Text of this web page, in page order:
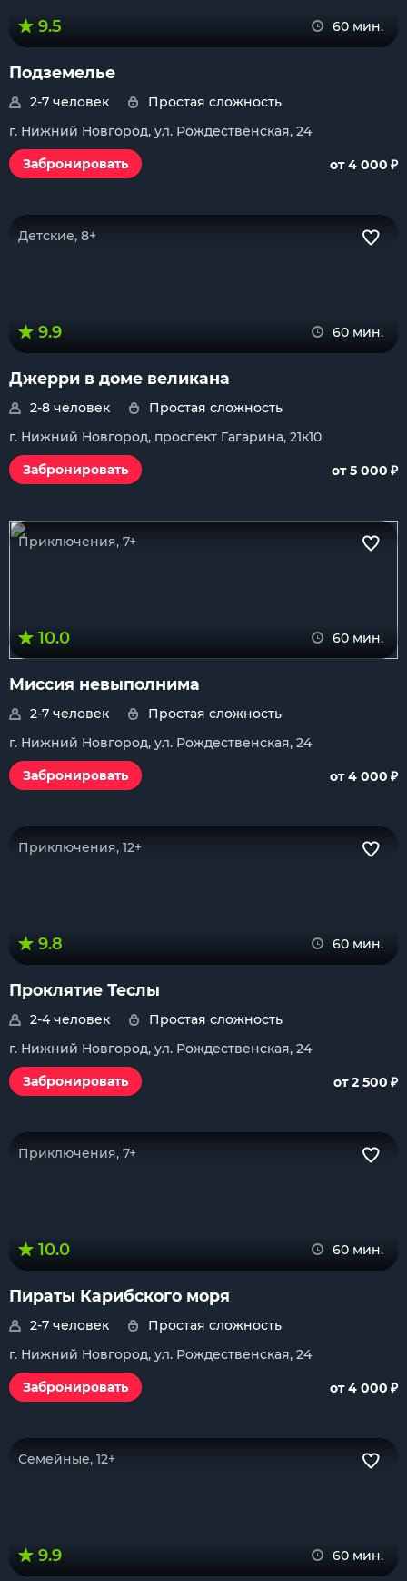
9.5 60 мин.
Подземелье
2-7 человек
Простая сложность
г. Нижний Новгород, ул. Рождественская, 24
Забронировать
от 4 000 ₽
Детские, 8+
9.9 60 мин.
Джерри в доме великана
2-8 человек
Простая сложность
г. Нижний Новгород, проспект Гагарина, 21к10
Забронировать
от 5 000 ₽
Приключения, 7+
10.0 60 мин.
Миссия невыполнима
2-7 человек
Простая сложность
г. Нижний Новгород, ул. Рождественская, 24
Забронировать
от 4 000 ₽
Приключения, 12+
9.8 60 мин.
Проклятие Теслы
2-4 человек
Простая сложность
г. Нижний Новгород, ул. Рождественская, 24
Забронировать
от 2 500 ₽
Приключения, 7+
10.0 60 мин.
Пираты Карибского моря
2-7 человек
Простая сложность
г. Нижний Новгород, ул. Рождественская, 24
Забронировать
от 4 000 ₽
Семейные, 12+
9.9 60 мин.